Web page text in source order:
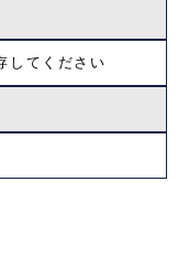
してください